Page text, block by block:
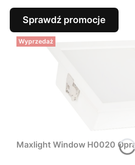
Sprawdź promocje
Wyprzedaż
Maxlight Window H0020